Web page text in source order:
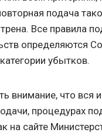
подача
Все правила
определяются
убытков.
внимание, что вся
процедурах
на сайте